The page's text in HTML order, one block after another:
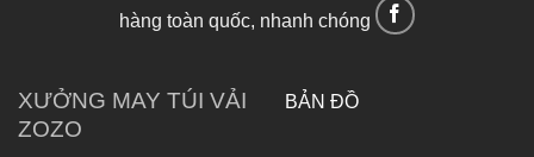
hàng toàn quốc, nhanh chóng
XƯỞNG MAY TÚI VẢI
ZOZO
BẢN ĐỒ